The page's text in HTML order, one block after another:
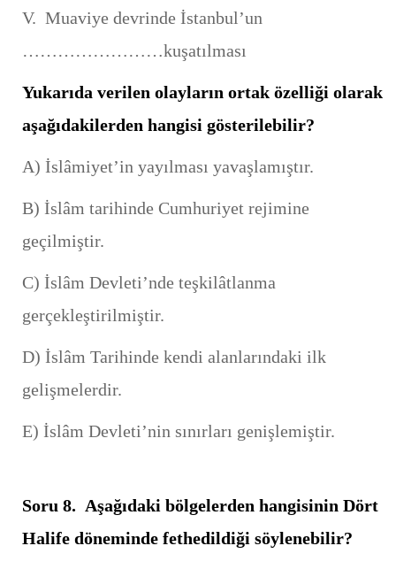
V. Muaviye devrinde İstanbul’un
……………………kuşatılması
Yukarıda verilen olayların ortak özelliği olarak
aşağıdakilerden hangisi gösterilebilir?
A) İslâmiyet’in yayılması yavaşlamıştır.
B) İslâm tarihinde Cumhuriyet rejimine
geçilmiştir.
C) İslâm Devleti’nde teşkilâtlanma
gerçekleştirilmiştir.
D) İslâm Tarihinde kendi alanlarındaki ilk
gelişmelerdir.
E) İslâm Devleti’nin sınırları genişlemiştir.
Soru 8. Aşağıdaki bölgelerden hangisinin Dört
Halife döneminde fethedildiği söylenebilir?